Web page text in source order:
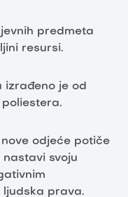
predmeta
resursi.
izrađeno je od
odjeće potiče
svoju
ljudska prava.